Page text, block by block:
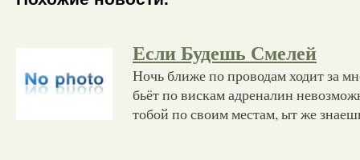
Если Будешь Смелей
Ночь ближе по проводам ходит за
бьёт по вискам адреналин
тобой по своим местам, ыт же